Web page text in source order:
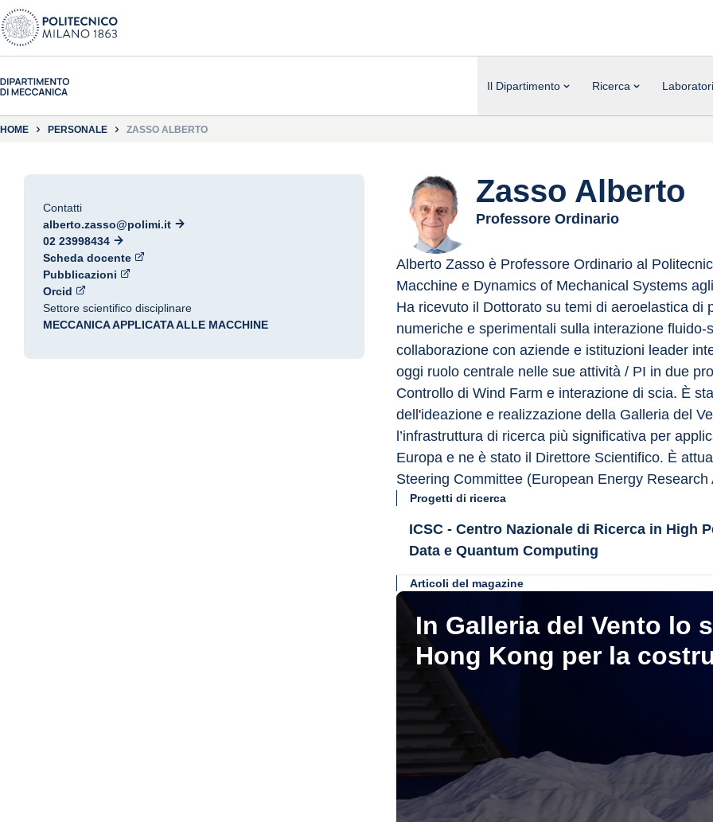
Il Dipartimento Ricerca Laboratori
HOME PERSONALE ZASSO ALBERTO
Contatti
alberto.zasso@polimi.it
02 23998434
Scheda docente
Pubblicazioni
Orcid
Settore scientifico disciplinare
MECCANICA APPLICATA ALLE MACCHINE
Zasso Alberto
Professore Ordinario
Alberto Zasso è Professore Ordinario al
Macchine e Dynamics of Mechanical Systems
Ha ricevuto il Dottorato su temi di aeroelastica
numeriche e sperimentali sulla interazione
collaborazione con aziende e istituzioni leader
oggi ruolo centrale nelle sue attività / PI in due
Controllo di Wind Farm e interazione di scia. È
dell'ideazione e realizzazione della Galleria del
l’infrastruttura di ricerca più significativa per
Europa e ne è stato il Direttore Scientifico. È
Steering Committee (European Energy Research
Progetti di ricerca
ICSC - Centro Nazionale di Ricerca in High
Data e Quantum Computing
Articoli del magazine
In Galleria del Vento lo
Hong Kong per la